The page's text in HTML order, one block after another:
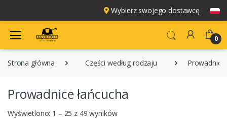
Wybierz swojego dostawcę
0
Strona główna Części według rodzaju Prowadnice
Prowadnice łańcucha
Wyświetlono: 1 – 25 z 49 wyników